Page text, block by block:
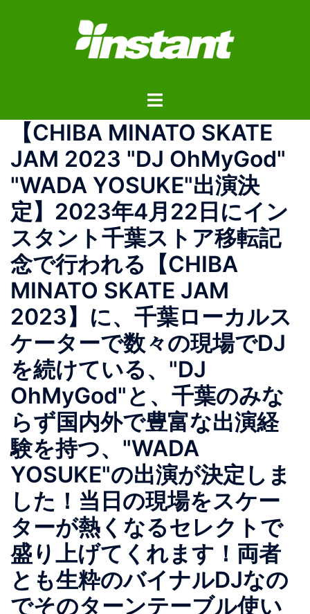
ス
ト
ル
メ
ニ
ュ
ー
【CHIBA MINATO SKATE
JAM 2023 "DJ OhMyGod"
"WADA YOSUKE"出演決
定】2023年4月22日にイン
スタント千葉ストア移転記
念で行われる【CHIBA
MINATO SKATE JAM
2023】に、千葉ローカルス
ケーターで数々の現場でDJ
を続けている、"DJ
OhMyGod"と、千葉のみな
らず国内外で豊富な出演経
験を持つ、"WADA
YOSUKE"の出演が決定しま
した！当日の現場をスケー
ターが熱くなるセレクトで
盛り上げてくれます！両者
とも生粋のバイナルDJなの
でそのターンテーブル使い